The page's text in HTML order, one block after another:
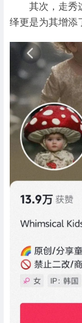
其次，走秀
绎更是为其增添